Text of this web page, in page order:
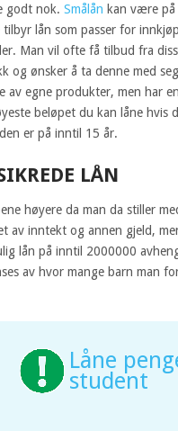
godt nok. Smålån kan være
lån som passer for
Man vil ofte få tilbud fra
og ønsker å ta denne med
egne produkter, men har
beløpet du kan låne hvis
er på inntil 15 år.
LÅN
høyere da man da stiller
av inntekt og annen gjeld,
lån på inntil 2000000
av hvor mange barn man
Låne
student